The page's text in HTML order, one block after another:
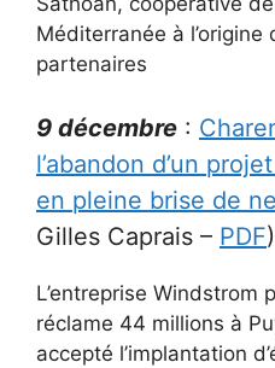
Méditerranée à
partenaires
9 décembre :
l’abandon d’un
en pleine brise de
Gilles Caprais – PDF)
L’entreprise Windstrom
réclame 44 millions à
accepté l’implantation